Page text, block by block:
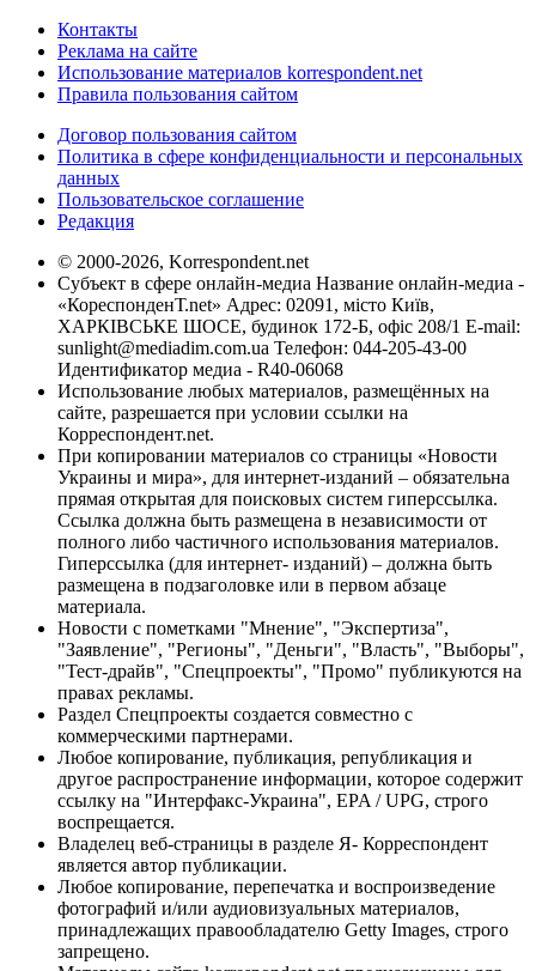
Контакты
Реклама на сайте
Использование материалов korrespondent.net
Правила пользования сайтом
Договор пользования сайтом
Политика в сфере конфиденциальности и персональных
данных
Пользовательское соглашение
Редакция
© 2000-2026, Korrespondent.net
Субъект в сфере онлайн-медиа Название онлайн-медиа -
«КореспонденТ.net» Адрес: 02091, місто Київ,
ХАРКІВСЬКЕ ШОСЕ, будинок 172-Б, офіс 208/1 E-mail:
sunlight@mediadim.com.ua Телефон: 044-205-43-00
Идентификатор медиа - R40-06068
Использование любых материалов, размещённых на
сайте, разрешается при условии ссылки на
Корреспондент.net.
При копировании материалов со страницы «Новости
Украины и мира», для интернет-изданий – обязательна
прямая открытая для поисковых систем гиперссылка.
Ссылка должна быть размещена в независимости от
полного либо частичного использования материалов.
Гиперссылка (для интернет- изданий) – должна быть
размещена в подзаголовке или в первом абзаце
материала.
Новости с пометками "Мнение", "Экспертиза",
"Заявление", "Регионы", "Деньги", "Власть", "Выборы",
"Тест-драйв", "Спецпроекты", "Промо" публикуются на
правах рекламы.
Раздел Спецпроекты создается совместно с
коммерческими партнерами.
Любое копирование, публикация, републикация и
другое распространение информации, которое содержит
ссылку на "Интерфакс-Украина", EPA / UPG, строго
воспрещается.
Владелец веб-страницы в разделе Я- Корреспондент
является автор публикации.
Любое копирование, перепечатка и воспроизведение
фотографий и/или аудиовизуальных материалов,
принадлежащих правообладателю Getty Images, строго
запрещено.